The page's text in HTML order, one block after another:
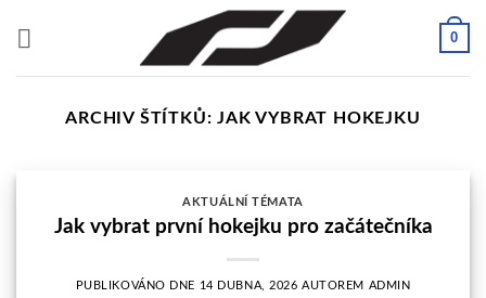
0
ARCHIV ŠTÍTKŮ:JAK VYBRAT HOKEJKU
AKTUÁLNÍ TÉMATA
Jak vybrat první hokejku pro začátečníka
PUBLIKOVÁNO DNE 14 DUBNA, 2026 AUTOREM ADMIN